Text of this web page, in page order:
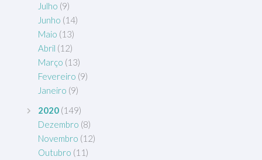
Julho (9)
Junho (14)
Maio (13)
Abril (12)
Março (13)
Fevereiro (9)
Janeiro (9)
2020 (149)
Dezembro (8)
Novembro (12)
Outubro (11)